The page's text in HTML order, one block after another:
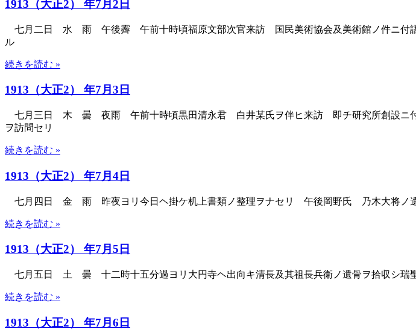
1913（大正2） 年7月2日
七月二日 水 雨 午後霽 午前十時頃福原文部次官来訪 国民美術協会及美術館ノ件ニ付
ル
続きを読む »
1913（大正2） 年7月3日
七月三日 木 曇 夜雨 午前十時頃黒田清永君 白井某氏ヲ伴ヒ来訪 即チ研究所創設ニ
ヲ訪問セリ
続きを読む »
1913（大正2） 年7月4日
七月四日 金 雨 昨夜ヨリ今日ヘ掛ケ机上書類ノ整理ヲナセリ 午後岡野氏 乃木大将ノ
続きを読む »
1913（大正2） 年7月5日
七月五日 土 曇 十二時十五分過ヨリ大円寺ヘ出向キ清長及其祖長兵衛ノ遺骨ヲ拾収シ瑞
続きを読む »
1913（大正2） 年7月6日